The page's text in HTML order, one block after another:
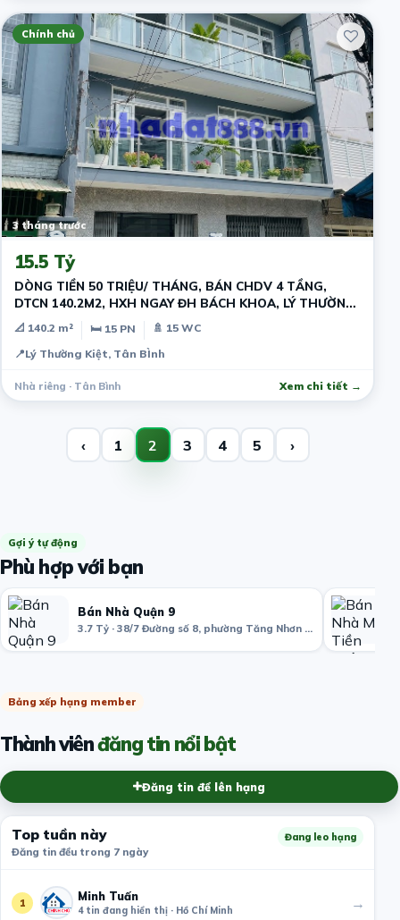
Chính chủ
3 tháng trước
15.5 Tỷ
DÒNG TIỀN 50 TRIỆU/ THÁNG, BÁN CHDV 4 TẦNG,
DTCN 140.2M2, HXH NGAY ĐH BÁCH KHOA, LÝ THƯỜNG
KIỆT TÂN BÌNH | 15 TỶ HƠN
📐 140.2 m² 🛏 15 PN
🚿 15 WC
📍Lý Thường Kiệt, Tân BÌnh
Nhà riêng · Tân Bình Xem chi tiết →
‹ 1 2 3 4 5 ›
Gợi ý tự động
Phù hợp với bạn
Bán Nhà Quận 9
3.7 Tỷ · 38/7 Đường số 8, phường Tăng Nhơn Phú B, Quận 9, Hồ Chí Minh, Việt Nam
Bảng xếp hạng member
Thành viênđăng tin nổi bật
Đăng tin để lên hạng
Top tuần này
Đăng tin đều trong 7 ngày
Đang leo hạng
1 Minh Tuấn
4 tin đang hiển thị · Hồ Chí Minh →